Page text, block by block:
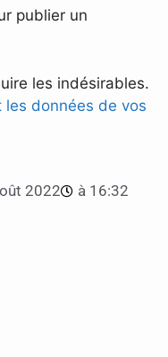
publier un
les indésirables.
les données de vos
2022 à 16:32